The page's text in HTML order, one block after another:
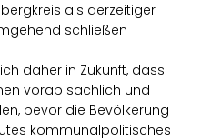
als derzeitiger
schließen
daher in Zukunft, dass
vorab sachlich und
bevor die Bevölkerung
kommunalpolitisches